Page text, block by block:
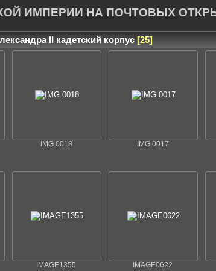
ИМПЕРИИ НА ПОЧТОВЫХ
II кадетский корпус 25
IMG 0018 IMG 0017
IMAGE1355 IMAGE0622